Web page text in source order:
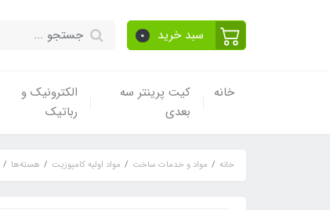
سبد خرید 0
خانه
کیت پرینتر سه
بعدی
الکترونیک و
رباتیک
خانه مواد و خدمات ساخت مواد اولیه کامپوزیت هسته‌ها